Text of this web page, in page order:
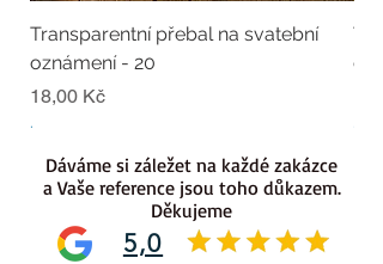
Transparentní přebal na svatební
oznámení - 20
Cena
18,00 Kč
.
5,0
Dáváme si záležet na každé zakázce
a Vaše reference jsou toho důkazem.
Děkujeme